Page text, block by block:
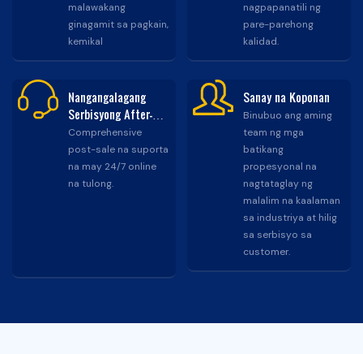
malawakang
ginagamit sa pagkain,
kemikal
nagpapanatili ng
pare-parehong
kalidad.
Nangangalagang
Serbisyong After-
sales
Comprehensive
post-sale na suporta
na may 24/7 online
na tulong.
Sanay na Koponan
Binubuo ang aming
team ng mga
batikang
propesyonal na
nagtataglay ng
malalim na kaalaman
sa industriya at hilig
sa serbisyo sa
customer.